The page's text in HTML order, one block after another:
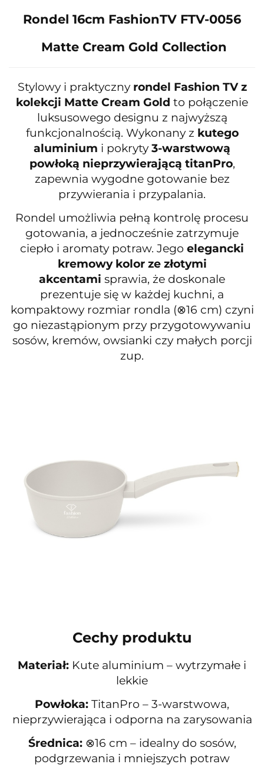
Rondel 16cm FashionTV FTV-0056
Matte Cream Gold Collection
Stylowy i praktyczny rondel Fashion TV z
kolekcji Matte Cream Gold to połączenie
luksusowego designu z najwyższą
funkcjonalnością. Wykonany z kutego
aluminium i pokryty 3-warstwową
powłoką nieprzywierającą titanPro,
zapewnia wygodne gotowanie bez
przywierania i przypalania.
Rondel umożliwia pełną kontrolę procesu
gotowania, a jednocześnie zatrzymuje
ciepło i aromaty potraw. Jego elegancki
kremowy kolor ze złotymi
akcentami sprawia, że doskonale
prezentuje się w każdej kuchni, a
kompaktowy rozmiar rondla (⊗16 cm) czyni
go niezastąpionym przy przygotowywaniu
sosów, kremów, owsianki czy małych porcji
zup.
Cechy produktu
Materiał: Kute aluminium – wytrzymałe i
lekkie
Powłoka: TitanPro – 3-warstwowa,
nieprzywierająca i odporna na zarysowania
Średnica:⊗16 cm – idealny do sosów,
podgrzewania i mniejszych potraw